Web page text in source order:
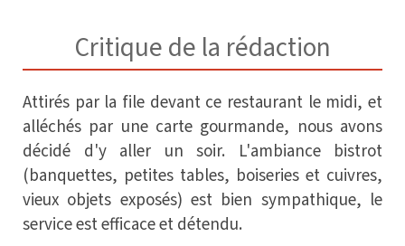
Critique de la rédaction
Attirés par la file devant ce restaurant le midi, et
alléchés par une carte gourmande, nous avons
décidé d'y aller un soir. L'ambiance bistrot
(banquettes, petites tables, boiseries et cuivres,
vieux objets exposés) est bien sympathique, le
service est efficace et détendu.